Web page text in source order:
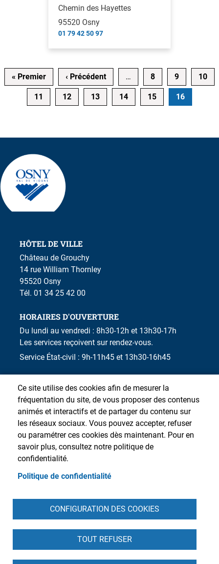
Chemin des Hayettes
95520 Osny
01 79 42 50 97
Pagination
« PremierPremière page
‹ PrécédentPage précédente
… 8 9 10
11 12 13 14 15 16
HÔTEL DE VILLE
Château de Grouchy
14 rue William Thornley
95520 Osny
Tél. 01 34 25 42 00
HORAIRES D'OUVERTURE
Du lundi au vendredi : 8h30-12h et 13h30-17h
Les services reçoivent sur rendez-vous.
Service État-civil : 9h-11h45 et 13h30-16h45
Ce site utilise des cookies afin de mesurer la
fréquentation du site, de vous proposer des contenus
animés et interactifs et de partager du contenu sur
les réseaux sociaux. Vous pouvez accepter, refuser
ou paramétrer ces cookies dès maintenant. Pour en
savoir plus, consultez notre politique de
confidentialité.
Politique de confidentialité
CONFIGURATION DES COOKIES
TOUT REFUSER
Pied de pagePlan du siteContactIntranetMentions légales
Accessibilité : partiellement conforme